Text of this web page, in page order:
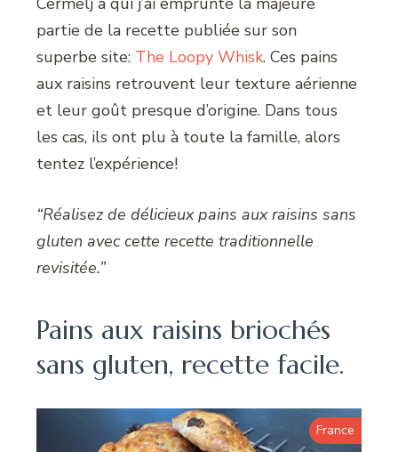
partie de la recette publiée sur son
superbe site: The Loopy Whisk. Ces pains
aux raisins retrouvent leur texture aérienne
et leur goût presque d’origine. Dans tous
les cas, ils ont plu à toute la famille, alors
tentez l’expérience!
“Réalisez de délicieux pains aux raisins sans
gluten avec cette recette traditionnelle
revisitée.”
Pains aux raisins briochés
sans gluten, recette facile.
France